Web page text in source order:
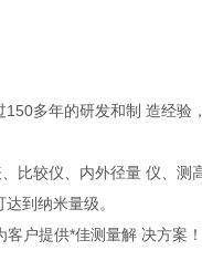
多年的研发和制 造经验
比较仪、内外径量 仪、测
到纳米量级。
户提供*佳测量解 决方案！